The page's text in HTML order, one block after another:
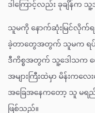
ဒါကြောင့်လည်း ခုချိန်
သူမကို နောက်ဆုံးမြင်လိုက်
ခဲ့တာတွေအတွက် သူမက ရပ်ပ
ဒီကိစ္စအတွက် သူ့ဒေါသက
အများကြီးထဲမှာ မိန်းကလ
အခြေအနေကတော့ သူ မရ
ဖြစ်သည်။